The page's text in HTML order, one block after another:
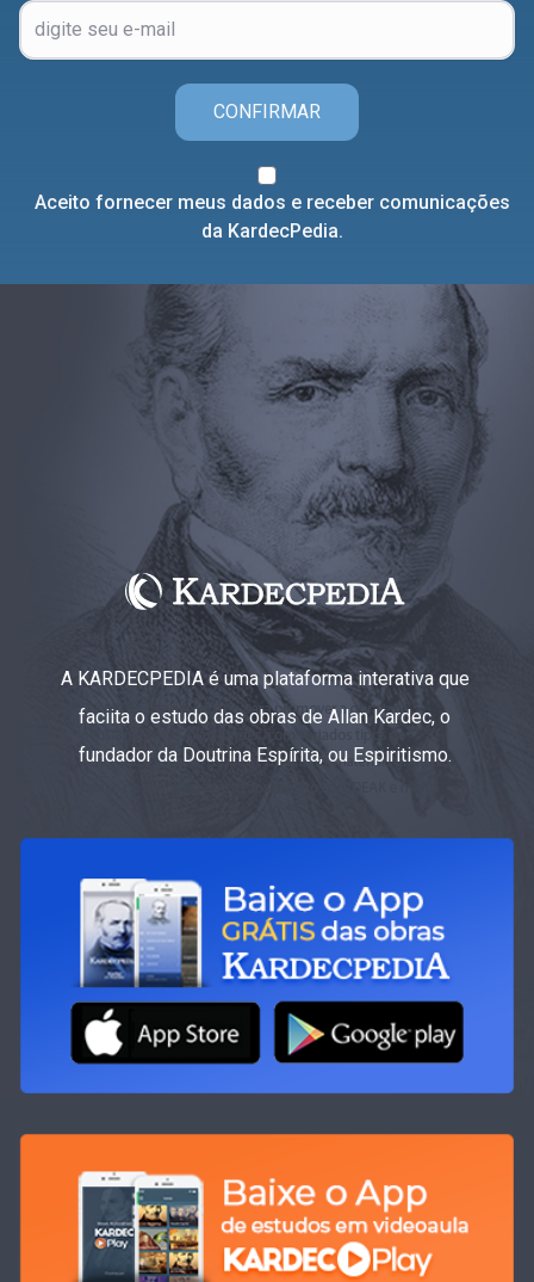
CONFIRMAR
Aceito fornecer meus dados e receber comunicações
da KardecPedia.
A KARDECPEDIA é uma plataforma interativa que
faciita o estudo das obras de Allan Kardec, o
fundador da Doutrina Espírita, ou Espiritismo.